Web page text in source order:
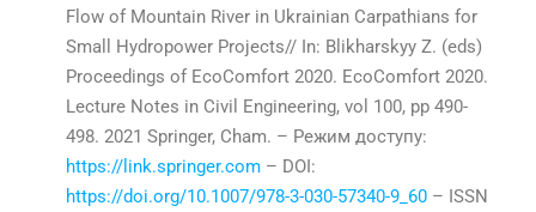
Flow of Mountain River in Ukrainian Carpathians for
Small Hydropower Projects// In: Blikharskyy Z. (eds)
Proceedings of EcoComfort 2020. EcoComfort 2020.
Lecture Notes in Civil Engineering, vol 100, pp 490-
498. 2021 Springer, Cham. – Режим доступу:
https://link.springer.com – DOI:
https://doi.org/10.1007/978-3-030-57340-9_60 – ISSN